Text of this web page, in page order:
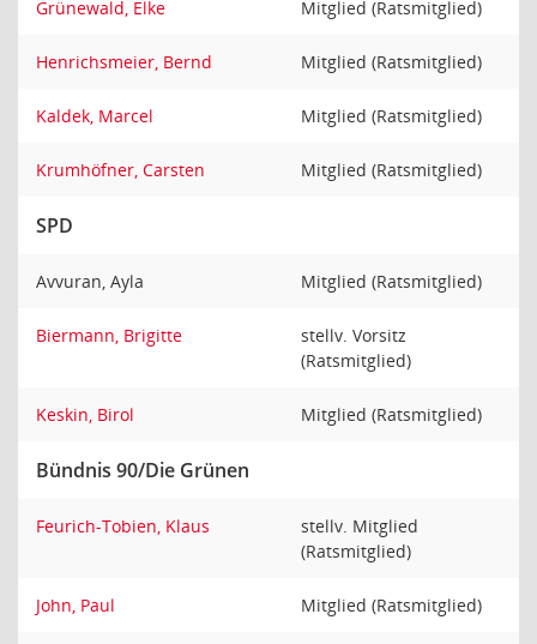
Grünewald, Elke Mitglied (Ratsmitglied)
Henrichsmeier, Bernd Mitglied (Ratsmitglied)
Kaldek, Marcel Mitglied (Ratsmitglied)
Krumhöfner, Carsten Mitglied (Ratsmitglied)
SPD
Avvuran, Ayla Mitglied (Ratsmitglied)
Biermann, Brigitte
stellv. Vorsitz
(Ratsmitglied)
Keskin, Birol Mitglied (Ratsmitglied)
Bündnis 90/Die Grünen
Feurich-Tobien, Klaus
stellv. Mitglied
(Ratsmitglied)
John, Paul Mitglied (Ratsmitglied)